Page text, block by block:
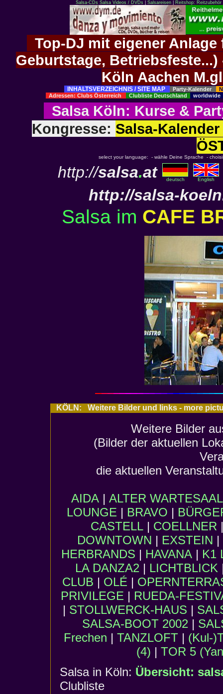
Salsa-CDs Salsa Videos / DVDs| Salsareisen| Reitshop:
Top-DJ mit eigener
Geburtstage,
Köln Aachen
INHALTSVERZEICHNIS / SITE MAP Party-Kalender
Adressen: Clubs Österreich
Clubliste Deutschland worldwide
Salsa Köln: Kurse &
Kongresse: Salsa-
select your language: - wähle Deine Sprache -
http://salsa.at deutsch English
http://salsa-
Salsa im CAFE
KÖLN: Weitere Bilder und links - more
Weitere Bilder
(Bilder der aktuellen
die aktuellen
AIDA| ALTER WARTESAAL
LOUNGE | BRAVO |
CASTELL | COELLNER
DOWNTOWN | EXSTEIN |
HERBRANDS | HAVANA| K1
LA DANZA2| LICHTBLICK
CLUB | OLÉ |
PRIVILEGE | RUEDA-
| STOLLWERCK-HAUS |
SALSA-BOOT 2002|
Frechen | TANZLOFT | (Kul-
(4) | TOR 5
Salsa in Köln: Übersicht:
Clubliste